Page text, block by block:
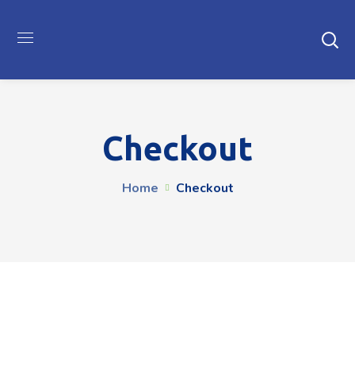
Checkout
Home Checkout